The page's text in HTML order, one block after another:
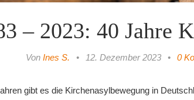
– 2023: 40 Jahre
Von Ines S. • 12. Dezember 2023 • 0
gibt es die Kirchenasylbewegung in